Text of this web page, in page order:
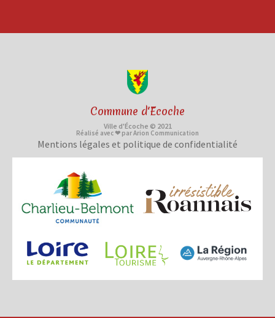
Commune d'Ecoche
Ville d'Écoche © 2021
Réalisé avec ❤ par Arion Communication
Mentions légales et politique de confidentialité